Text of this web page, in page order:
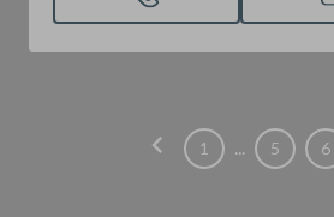
chevron_left 1 ... 5 6